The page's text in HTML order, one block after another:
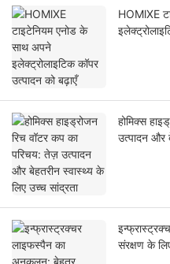
HOMlXE
होमिक्स
उत्पादन और
संरक्षण के